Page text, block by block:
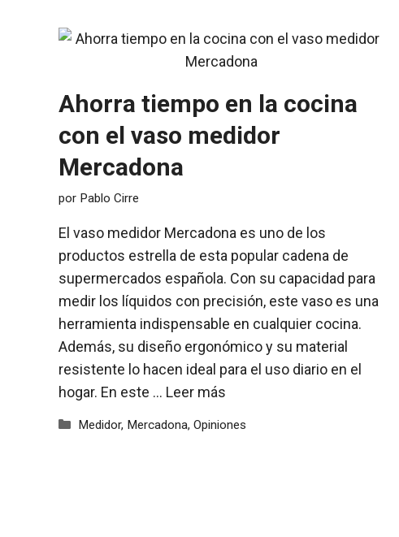
Ahorra tiempo en la cocina
con el vaso medidor
Mercadona
por Pablo Cirre
El vaso medidor Mercadona es uno de los
productos estrella de esta popular cadena de
supermercados española. Con su capacidad para
medir los líquidos con precisión, este vaso es una
herramienta indispensable en cualquier cocina.
Además, su diseño ergonómico y su material
resistente lo hacen ideal para el uso diario en el
hogar. En este … Leer más
Categorías
Medidor, Mercadona,Opiniones